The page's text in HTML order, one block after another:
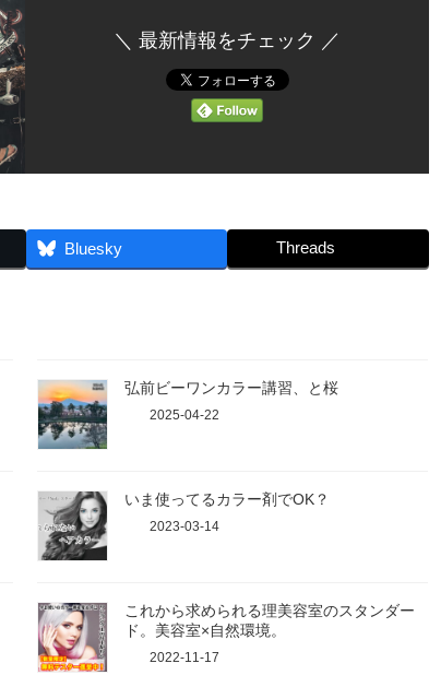
＼ 最新情報をチェック ／
Bluesky Threads
弘前ビーワンカラー講習、と桜
2025-04-22
いま使ってるカラー剤でOK？
2023-03-14
これから求められる理美容室のスタンダー
ド。美容室×自然環境。
2022-11-17